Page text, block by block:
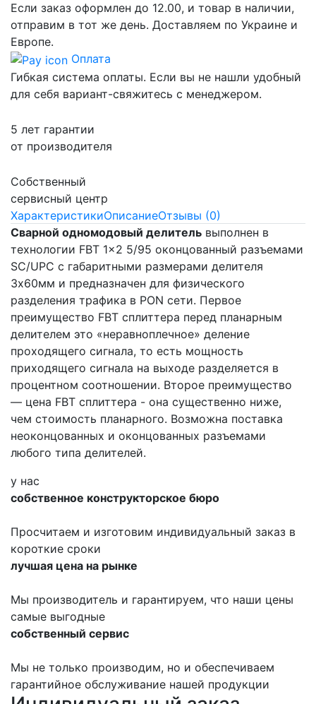
Если заказ оформлен до 12.00, и товар в наличии,
отправим в тот же день. Доставляем по Украине и
Европе.
Оплата
Гибкая система оплаты. Если вы не нашли удобный
для себя вариант-свяжитесь с менеджером.
5 лет гарантии
от производителя
Собственный
сервисный центр
ХарактеристикиОписаниеОтзывы (0)
Сварной одномодовый делитель выполнен в
технологии FBT 1x2 5/95 оконцованный разъемами
SC/UPC с габаритными размерами делителя
3х60мм и предназначен для физического
разделения трафика в PON сети. Первое
преимущество FBT сплиттера перед планарным
делителем это «неравноплечное» деление
проходящего сигнала, то есть мощность
приходящего сигнала на выходе разделяется в
процентном соотношении. Второе преимущество
— цена FBT сплиттера - она существенно ниже,
чем стоимость планарного. Возможна поставка
неоконцованных и оконцованных разъемами
любого типа делителей.
у нас
собственное конструкторское бюро
Просчитаем и изготовим индивидуальный заказ в
короткие сроки
лучшая цена на рынке
Мы производитель и гарантируем, что наши цены
самые выгодные
собственный сервис
Мы не только производим, но и обеспечиваем
гарантийное обслуживание нашей продукции